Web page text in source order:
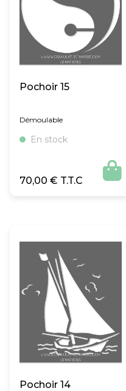
Pochoir 15
Démoulable
En stock
70,00 € 
Pochoir 14